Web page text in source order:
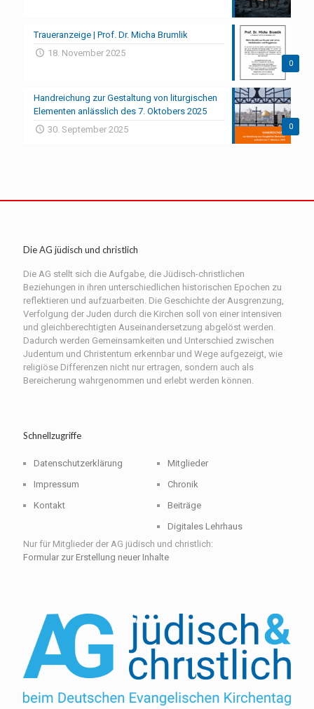
0
Traueranzeige | Prof. Dr. Micha Brumlik
18. November 2025
0
Handreichung zur Gestaltung von liturgischen
Elementen anlässlich des 7. Oktobers 2025
30. September 2025
Die AG jüdisch und christlich
Die AG stellt sich die Aufgabe, die Jüdisch-christlichen
Beziehungen in ihren unterschiedlichen historischen Epochen zu
reflektieren und aufzuarbeiten. Die Geschichte der Ausgrenzung,
Verfolgung der Juden durch die Kirchen soll von einer intensiven
und gleichberechtigten Auseinandersetzung abgelöst werden.
Dadurch werden Gemeinsamkeiten und Unterschied zwischen
Judentum und Christentum erkennbar und Wege aufgezeigt, wie
religiöse Differenzen nicht nur ertragen, sondern auch als
Bereicherung wahrgenommen und erlebt werden können.
Schnellzugriffe
Datenschutzerklärung
Impressum
Kontakt
Mitglieder
Chronik
Beiträge
Digitales Lehrhaus
Nur für Mitglieder der AG jüdisch und christlich:
Formular zur Erstellung neuer Inhalte